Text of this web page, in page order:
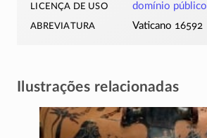
licença de uso domínio público
abreviatura Vaticano 16592
Ilustrações relacionadas